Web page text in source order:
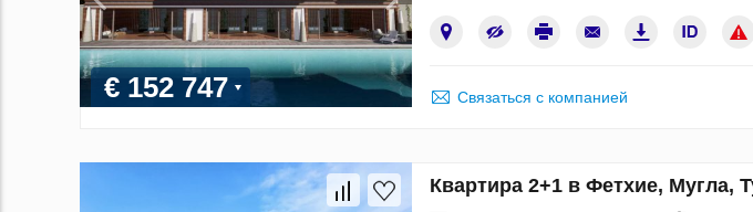
€ 152 747 Связаться с компанией
Квартира 2+1 в Фетхие, Мугла,